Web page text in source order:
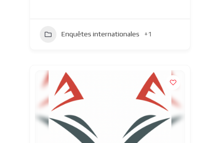
Enquêtes internationales +1